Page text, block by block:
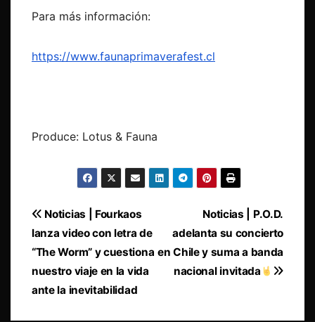
Para más información:
https://www.faunaprimaverafest.cl
Produce: Lotus & Fauna
Navegación
de
entradas
Noticias | P.O.D.
adelanta su concierto
en Chile y suma a banda
nacional invitada
Noticias | Fourkaos
lanza video con letra de
“The Worm” y cuestiona
nuestro viaje en la vida
ante la inevitabilidad